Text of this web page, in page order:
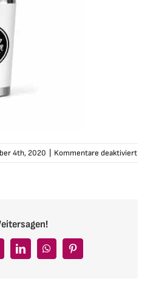
4th, 2020 Kommentare deaktiviertfür
LinkedInWhatsAppPinterest